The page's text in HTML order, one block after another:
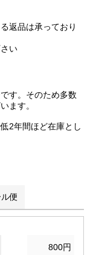
返品は承っており
い
す。そのため多数
ます。
2年間ほど在庫とし
便
800円